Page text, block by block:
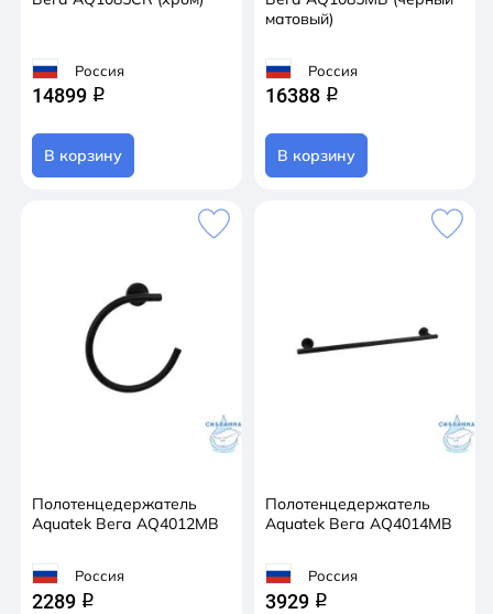
Россия
14899 q
В корзину
матовый)
Россия
16388 q
В корзину
Полотенцедержатель
Aquatek Вега AQ4012MB
Россия
2289 q
Полотенцедержатель
Aquatek Вега AQ4014MB
Россия
3929 q